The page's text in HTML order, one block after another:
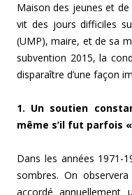
Maison des jeunes et de
vit des jours difficiles
(UMP), maire, et de sa
subvention 2015, la
disparaître d’une façon
1. Un soutien
même s’il fut parfois
Dans les années 1971-
sombres. On
accordé annuellement